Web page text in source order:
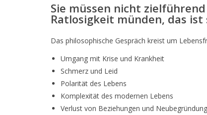
Sie müssen nicht
Ratlosigkeit münden, das
Das philosophische Gespräch kreist um
Umgang mit Krise und Krankheit
Schmerz und Leid
Polarität des Lebens
Komplexität des modernen Lebens
Verlust von Beziehungen und